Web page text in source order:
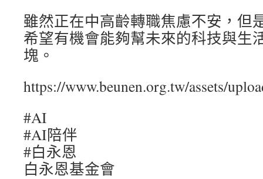
雖然正在中高齡轉職焦慮不安，但
希望有機會能夠幫未來的科技與生
塊。
https://www.beunen.org.tw/assets/
#AI
#AI陪伴
#白永恩
白永恩基金會